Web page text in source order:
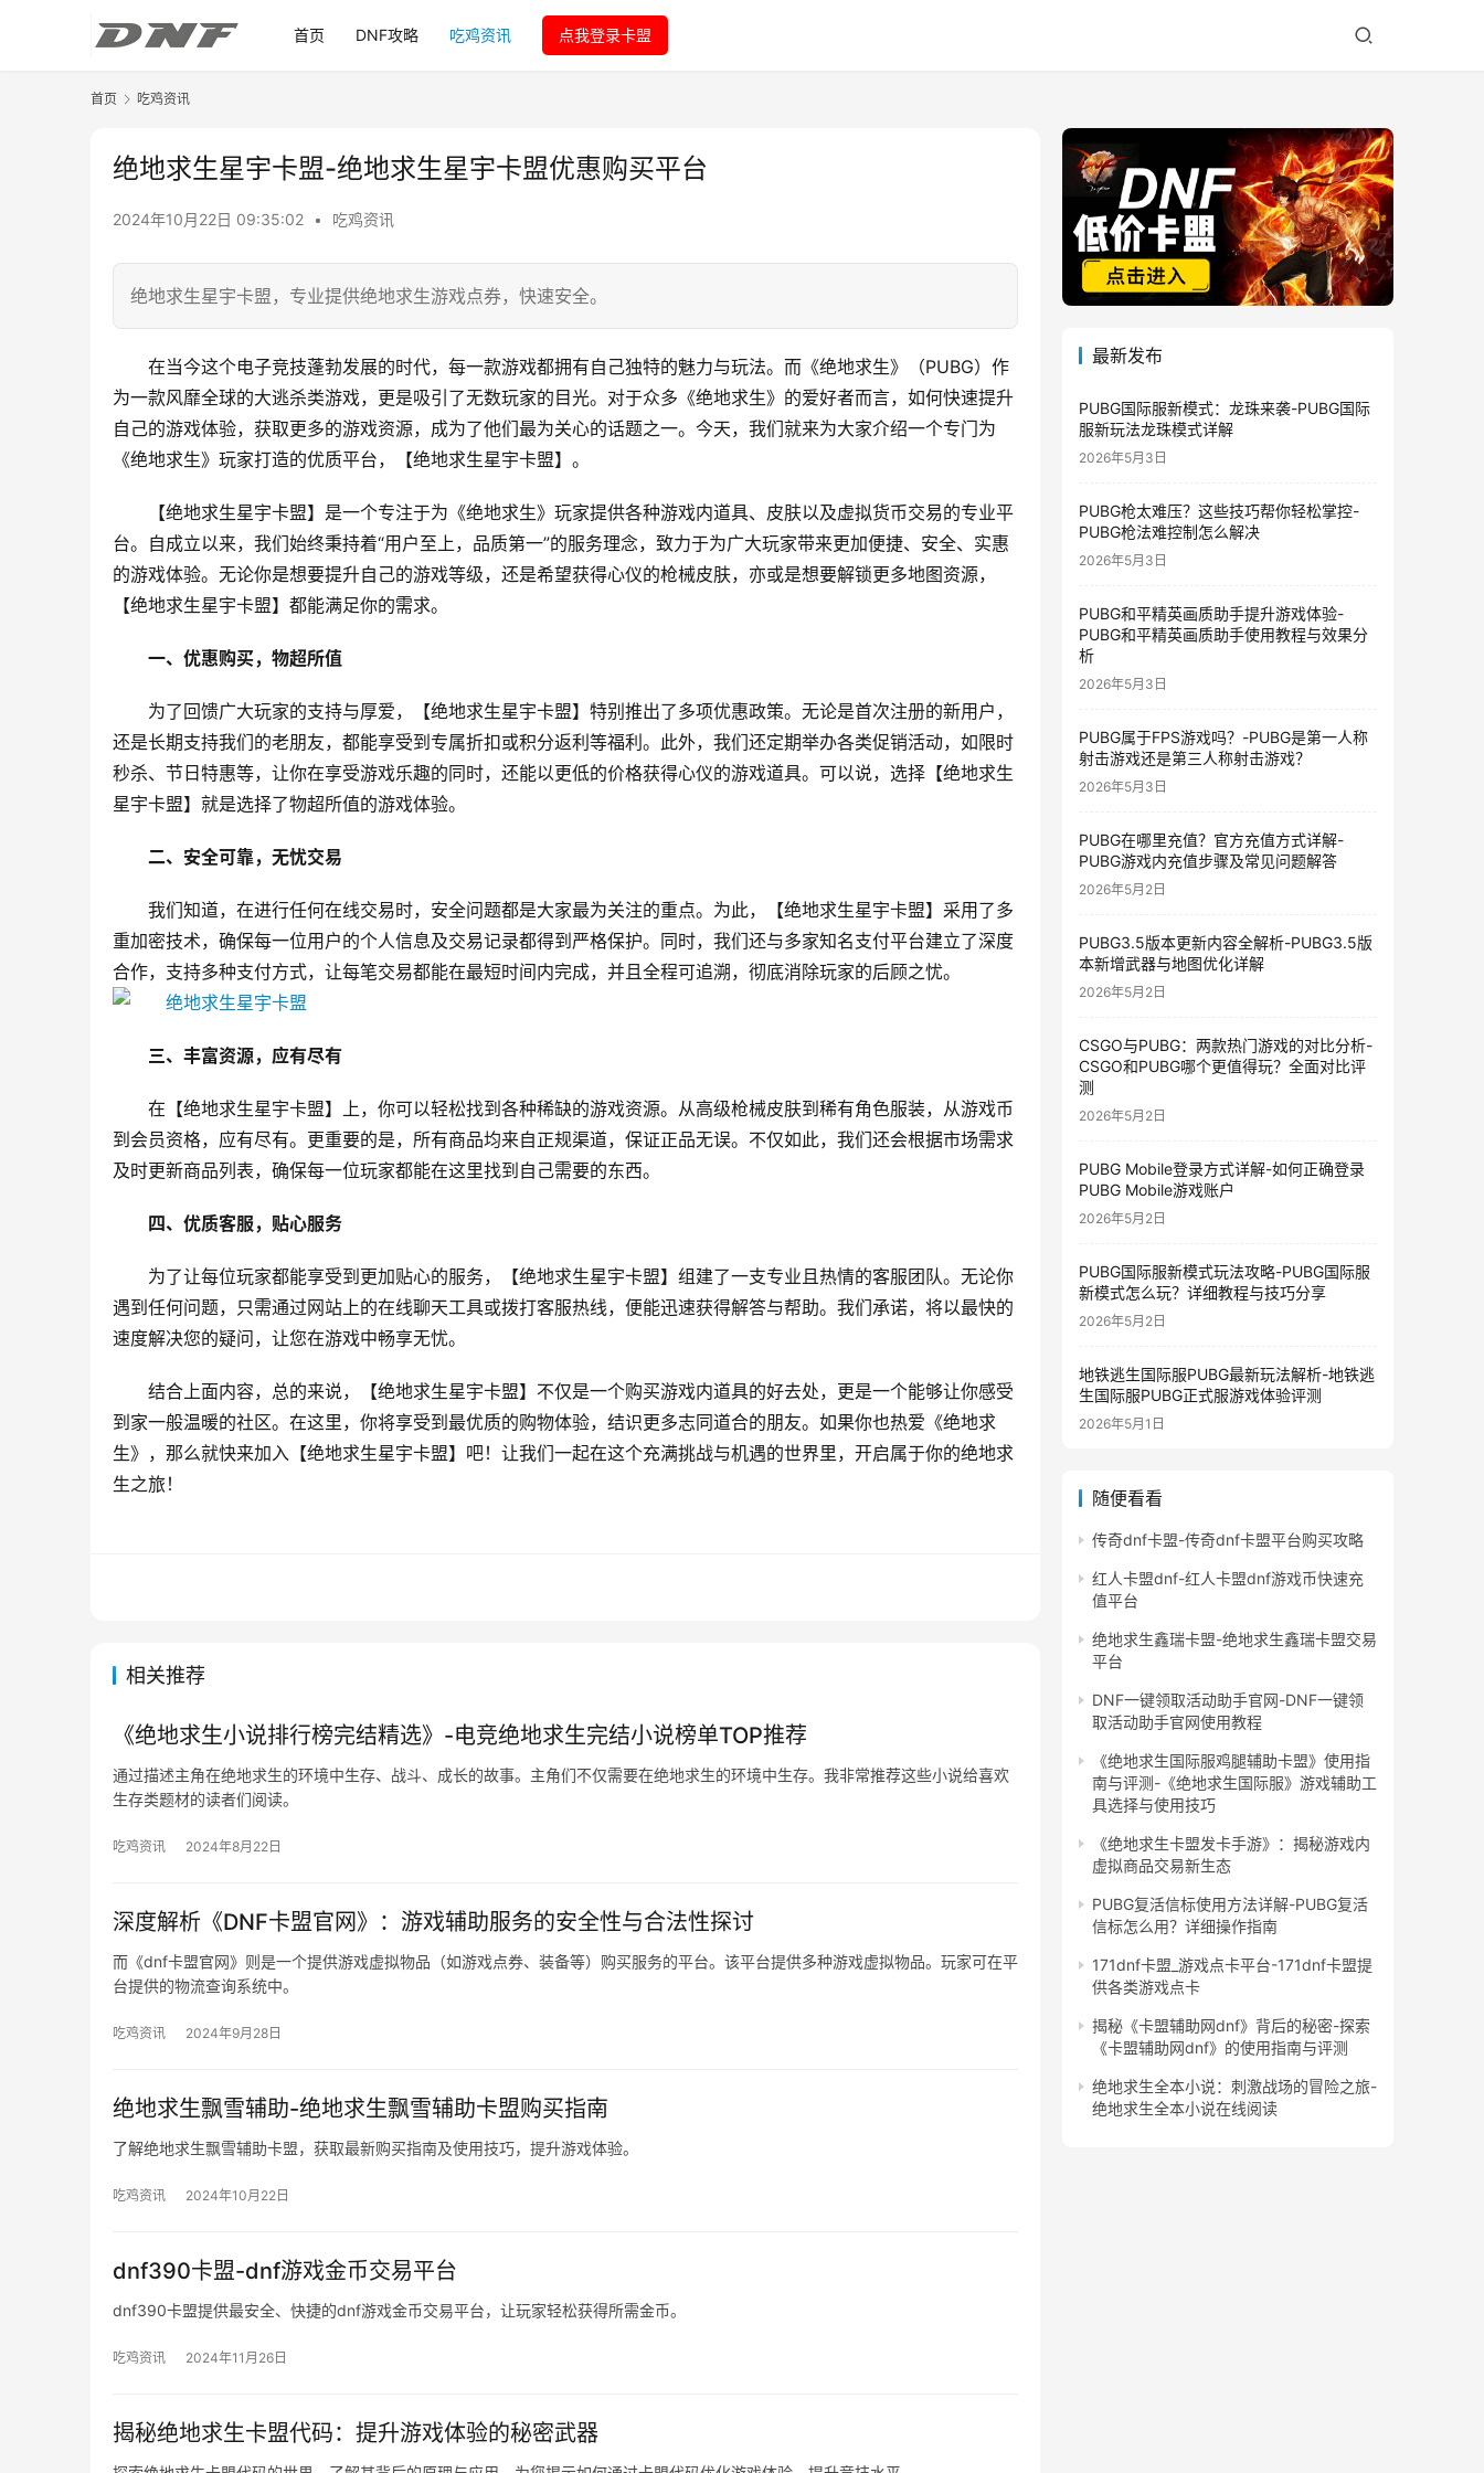
首页 DNF攻略 吃鸡资讯 点我登录卡盟
首页 吃鸡资讯
绝地求生星宇卡盟-绝地求生星宇卡盟优惠购买平台
2024年10月22日 09:35:02 • 吃鸡资讯
绝地求生星宇卡盟，专业提供绝地求生游戏点券，快速安全。
在当今这个电子竞技蓬勃发展的时代，每一款游戏都拥有自己独特的魅力与玩法。而《绝地求生》（PUBG）作
为一款风靡全球的大逃杀类游戏，更是吸引了无数玩家的目光。对于众多《绝地求生》的爱好者而言，如何快速提升
自己的游戏体验，获取更多的游戏资源，成为了他们最为关心的话题之一。今天，我们就来为大家介绍一个专门为
《绝地求生》玩家打造的优质平台，【绝地求生星宇卡盟】。
【绝地求生星宇卡盟】是一个专注于为《绝地求生》玩家提供各种游戏内道具、皮肤以及虚拟货币交易的专业平
台。自成立以来，我们始终秉持着“用户至上，品质第一”的服务理念，致力于为广大玩家带来更加便捷、安全、实惠
的游戏体验。无论你是想要提升自己的游戏等级，还是希望获得心仪的枪械皮肤，亦或是想要解锁更多地图资源，
【绝地求生星宇卡盟】都能满足你的需求。
一、优惠购买，物超所值
为了回馈广大玩家的支持与厚爱，【绝地求生星宇卡盟】特别推出了多项优惠政策。无论是首次注册的新用户，
还是长期支持我们的老朋友，都能享受到专属折扣或积分返利等福利。此外，我们还定期举办各类促销活动，如限时
秒杀、节日特惠等，让你在享受游戏乐趣的同时，还能以更低的价格获得心仪的游戏道具。可以说，选择【绝地求生
星宇卡盟】就是选择了物超所值的游戏体验。
二、安全可靠，无忧交易
我们知道，在进行任何在线交易时，安全问题都是大家最为关注的重点。为此，【绝地求生星宇卡盟】采用了多
重加密技术，确保每一位用户的个人信息及交易记录都得到严格保护。同时，我们还与多家知名支付平台建立了深度
合作，支持多种支付方式，让每笔交易都能在最短时间内完成，并且全程可追溯，彻底消除玩家的后顾之忧。
三、丰富资源，应有尽有
在【绝地求生星宇卡盟】上，你可以轻松找到各种稀缺的游戏资源。从高级枪械皮肤到稀有角色服装，从游戏币
到会员资格，应有尽有。更重要的是，所有商品均来自正规渠道，保证正品无误。不仅如此，我们还会根据市场需求
及时更新商品列表，确保每一位玩家都能在这里找到自己需要的东西。
四、优质客服，贴心服务
为了让每位玩家都能享受到更加贴心的服务，【绝地求生星宇卡盟】组建了一支专业且热情的客服团队。无论你
遇到任何问题，只需通过网站上的在线聊天工具或拨打客服热线，便能迅速获得解答与帮助。我们承诺，将以最快的
速度解决您的疑问，让您在游戏中畅享无忧。
结合上面内容，总的来说，【绝地求生星宇卡盟】不仅是一个购买游戏内道具的好去处，更是一个能够让你感受
到家一般温暖的社区。在这里，你将享受到最优质的购物体验，结识更多志同道合的朋友。如果你也热爱《绝地求
生》，那么就快来加入【绝地求生星宇卡盟】吧！让我们一起在这个充满挑战与机遇的世界里，开启属于你的绝地求
生之旅！
相关推荐
《绝地求生小说排行榜完结精选》-电竞绝地求生完结小说榜单TOP推荐
通过描述主角在绝地求生的环境中生存、战斗、成长的故事。主角们不仅需要在绝地求生的环境中生存。我非常推荐这些小说给喜欢
生存类题材的读者们阅读。
吃鸡资讯 2024年8月22日
深度解析《DNF卡盟官网》：游戏辅助服务的安全性与合法性探讨
而《dnf卡盟官网》则是一个提供游戏虚拟物品（如游戏点券、装备等）购买服务的平台。该平台提供多种游戏虚拟物品。玩家可在平
台提供的物流查询系统中。
吃鸡资讯 2024年9月28日
绝地求生飘雪辅助-绝地求生飘雪辅助卡盟购买指南
了解绝地求生飘雪辅助卡盟，获取最新购买指南及使用技巧，提升游戏体验。
吃鸡资讯 2024年10月22日
dnf390卡盟-dnf游戏金币交易平台
dnf390卡盟提供最安全、快捷的dnf游戏金币交易平台，让玩家轻松获得所需金币。
吃鸡资讯 2024年11月26日
揭秘绝地求生卡盟代码：提升游戏体验的秘密武器
最新发布
PUBG国际服新模式：龙珠来袭-PUBG国际
服新玩法龙珠模式详解
2026年5月3日
PUBG枪太难压？这些技巧帮你轻松掌控-
PUBG枪法难控制怎么解决
2026年5月3日
PUBG和平精英画质助手提升游戏体验-
PUBG和平精英画质助手使用教程与效果分
析
2026年5月3日
PUBG属于FPS游戏吗？-PUBG是第一人称
射击游戏还是第三人称射击游戏？
2026年5月3日
PUBG在哪里充值？官方充值方式详解-
PUBG游戏内充值步骤及常见问题解答
2026年5月2日
PUBG3.5版本更新内容全解析-PUBG3.5版
本新增武器与地图优化详解
2026年5月2日
CSGO与PUBG：两款热门游戏的对比分析-
CSGO和PUBG哪个更值得玩？全面对比评
测
2026年5月2日
PUBG Mobile登录方式详解-如何正确登录
PUBG Mobile游戏账户
2026年5月2日
PUBG国际服新模式玩法攻略-PUBG国际服
新模式怎么玩？详细教程与技巧分享
2026年5月2日
地铁逃生国际服PUBG最新玩法解析-地铁逃
生国际服PUBG正式服游戏体验评测
2026年5月1日
随便看看
传奇dnf卡盟-传奇dnf卡盟平台购买攻略
红人卡盟dnf-红人卡盟dnf游戏币快速充
值平台
绝地求生鑫瑞卡盟-绝地求生鑫瑞卡盟交易
平台
DNF一键领取活动助手官网-DNF一键领
取活动助手官网使用教程
《绝地求生国际服鸡腿辅助卡盟》使用指
南与评测-《绝地求生国际服》游戏辅助工
具选择与使用技巧
《绝地求生卡盟发卡手游》：揭秘游戏内
虚拟商品交易新生态
PUBG复活信标使用方法详解-PUBG复活
信标怎么用？详细操作指南
171dnf卡盟_游戏点卡平台-171dnf卡盟提
供各类游戏点卡
揭秘《卡盟辅助网dnf》背后的秘密-探索
《卡盟辅助网dnf》的使用指南与评测
绝地求生全本小说：刺激战场的冒险之旅-
绝地求生全本小说在线阅读